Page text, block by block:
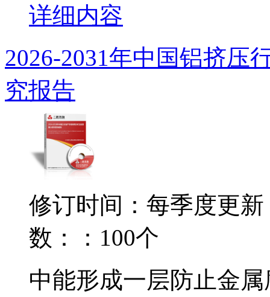
详细内容
2026-2031年中国铝挤压
究报告
修订时间：每季度更新
数：：100个
中能形成一层防止金